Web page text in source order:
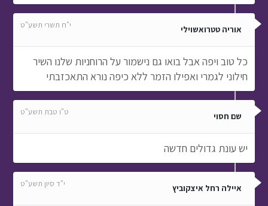
אוריה טטרואשוילי י"ח תשרי תשע"ט
כל טוב ויפה אבל בואו גם נישמור על הרוחניות שלנו השיר
חילוני לגמרי ואפילו הזמר ללא כיפה נורא התאכזבתי
שם חסוי ט"ו טבת תשע"ט
יש עונת גדולים חדשה
איילה רחל איצקוביץ י"ד סיון תשע"ט